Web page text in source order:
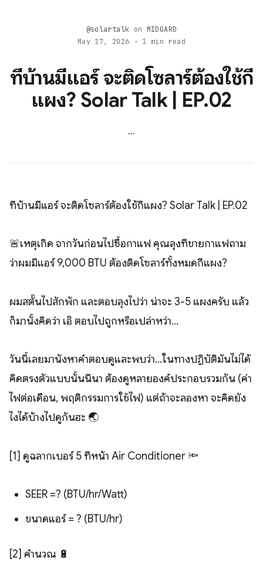
@solartalk on MIDGARD
May 17, 2026 · 1 min read
ที่บ้านมีแอร์ จะติดโซลาร์ต้องใช้กี่
แผง? Solar Talk | EP.02
...
ที่บ้านมีแอร์ จะติดโซลาร์ต้องใช้กี่แผง? Solar Talk | EP.02
🚨เหตุเกิด จากวันก่อนไปซื้อกาแฟ คุณลุงที่ขายกาแฟถาม
ว่าผมมีแอร์ 9,000 BTU ต้องติดโซลาร์ทั้งหมดกี่แผง?
ผมสตั๊นไปสักพัก และตอบลุงไปว่า น่าจะ 3-5 แผงครับ แล้ว
ก็มานั้งคิดว่า เอ๊ ตอบไปถูกหรือเปล่าหว่า...
วันนี้เลยมานั่งหาคำตอบดูและพบว่า...ในทางปฏิบัติมันไม่ได้
คิดตรงตัวแบบนั้นนี่นา ต้องดูหลายองค์ประกอบรวมกัน (ค่า
ไฟต่อเดือน, พฤติกรรมการใช้ไฟ) แต่ถ้าจะลองหา จะคิดยัง
ไงได้บ้างไปดูกันฮะ 🌏
[1] ดูฉลากเบอร์ 5 ที่หน้า Air Conditioner 🔦
SEER =? (BTU/hr/Watt)
ขนาดแอร์ = ? (BTU/hr)​
[2] คำนวณ 🔋